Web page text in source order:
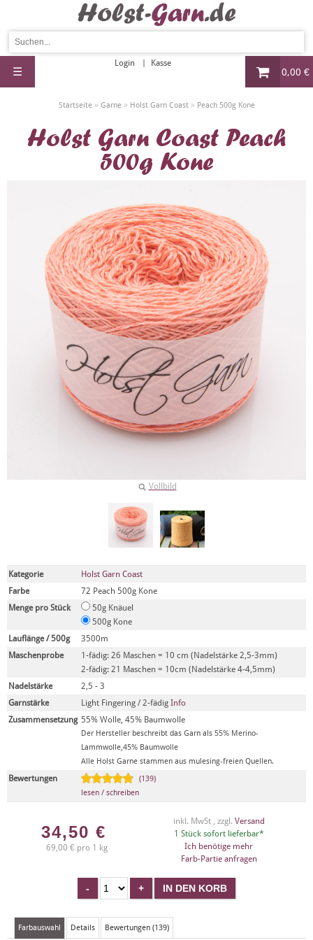
0,00 €
Login Kasse
☰
Startseite» Garne» Holst Garn Coast» Peach 500g Kone
Holst Garn Coast Peach
500g Kone
Vollbild
Kategorie
Holst Garn Coast
Farbe
72 Peach 500g Kone
Menge pro Stück
50g Knäuel
500g Kone
Lauflänge / 500g
3500m
Maschenprobe
1-fädig: 26 Maschen = 10 cm (Nadelstärke 2,5-3mm)
2-fädig: 21 Maschen = 10cm (Nadelstärke 4-4,5mm)
Nadelstärke
2,5 - 3
Garnstärke
Light Fingering / 2-fädig Info
Zusammensetzung 55% Wolle, 45% Baumwolle
Der Hersteller beschreibt das Garn als 55% Merino-
Lammwolle,45% Baumwolle
Alle Holst Garne stammen aus mulesing-freien Quellen.
Bewertungen
(139)
lesen / schreiben
34,50 €
69,00 € pro 1 kg
inkl. MwSt , zzgl. Versand
1 Stück sofort lieferbar*
Ich benötige mehr
Farb-Partie anfragen
Farbauswahl Details Bewertungen (139)